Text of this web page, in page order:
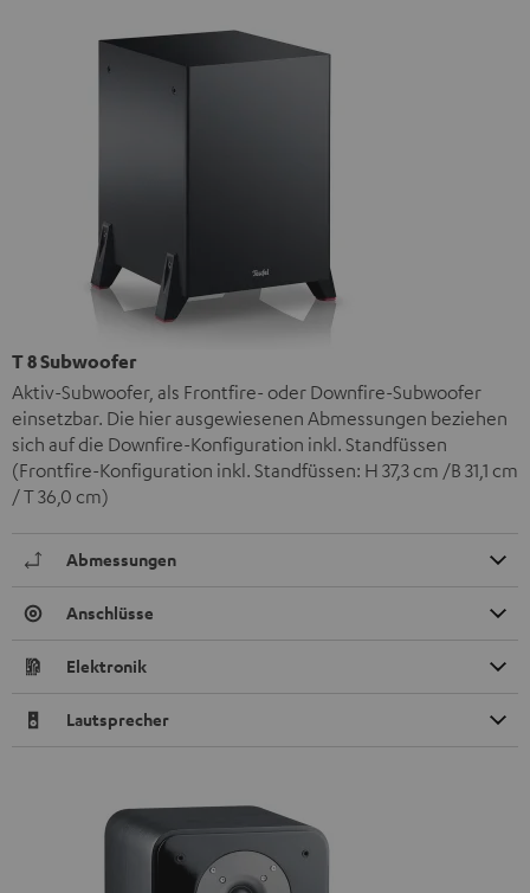
T 8 Subwoofer
Aktiv-Subwoofer, als Frontfire- oder Downfire-Subwoofer
einsetzbar. Die hier ausgewiesenen Abmessungen beziehen
sich auf die Downfire-Konfiguration inkl. Standfüssen
(Frontfire-Konfiguration inkl. Standfüssen: H 37,3 cm /B 31,1 cm
/ T 36,0 cm)
Abmessungen
Anschlüsse
Elektronik
Lautsprecher